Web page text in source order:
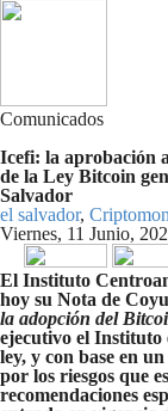
Comunicados
Icefi: la aprobación
de la Ley Bitcoin
Salvador
el salvador,
Viernes, 11 Junio,
Share on Facebook
Tweet Widget
Linkedin Share
El Instituto
hoy su Nota de
la adopción del
ejecutivo el Instituto
ley, y con base en
por los riesgos que
recomendaciones